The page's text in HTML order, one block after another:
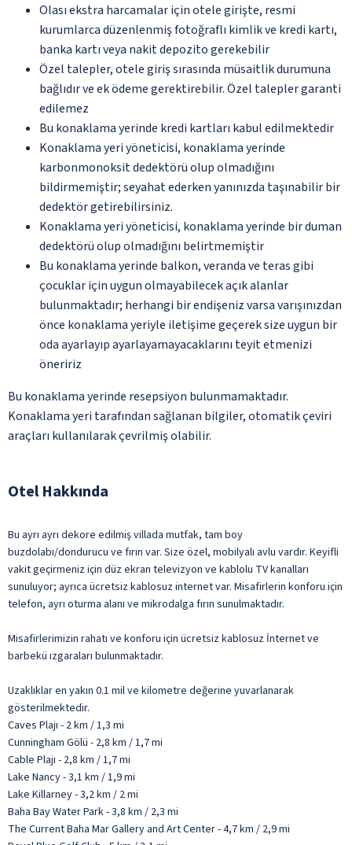
Olası ekstra harcamalar için otele girişte, resmi
kurumlarca düzenlenmiş fotoğraflı kimlik ve kredi kartı,
banka kartı veya nakit depozito gerekebilir
Özel talepler, otele giriş sırasında müsaitlik durumuna
bağlıdır ve ek ödeme gerektirebilir. Özel talepler garanti
edilemez
Bu konaklama yerinde kredi kartları kabul edilmektedir
Konaklama yeri yöneticisi, konaklama yerinde
karbonmonoksit dedektörü olup olmadığını
bildirmemiştir; seyahat ederken yanınızda taşınabilir bir
dedektör getirebilirsiniz.
Konaklama yeri yöneticisi, konaklama yerinde bir duman
dedektörü olup olmadığını belirtmemiştir
Bu konaklama yerinde balkon, veranda ve teras gibi
çocuklar için uygun olmayabilecek açık alanlar
bulunmaktadır; herhangi bir endişeniz varsa varışınızdan
önce konaklama yeriyle iletişime geçerek size uygun bir
oda ayarlayıp ayarlayamayacaklarını teyit etmenizi
öneririz
Bu konaklama yerinde resepsiyon bulunmamaktadır.
Konaklama yeri tarafından sağlanan bilgiler, otomatik çeviri
araçları kullanılarak çevrilmiş olabilir.
Otel Hakkında
Bu ayrı ayrı dekore edilmiş villada mutfak, tam boy
buzdolabı/dondurucu ve fırın var. Size özel, mobilyalı avlu vardır. Keyifli
vakit geçirmeniz için düz ekran televizyon ve kablolu TV kanalları
sunuluyor; ayrıca ücretsiz kablosuz internet var. Misafirlerin konforu için
telefon, ayrı oturma alanı ve mikrodalga fırın sunulmaktadır.
Misafirlerimizin rahatı ve konforu için ücretsiz kablosuz İnternet ve
barbekü ızgaraları bulunmaktadır.
Uzaklıklar en yakın 0.1 mil ve kilometre değerine yuvarlanarak
gösterilmektedir.
Caves Plajı - 2 km / 1,3 mi
Cunningham Gölü - 2,8 km / 1,7 mi
Cable Plajı - 2,8 km / 1,7 mi
Lake Nancy - 3,1 km / 1,9 mi
Lake Killarney - 3,2 km / 2 mi
Baha Bay Water Park - 3,8 km / 2,3 mi
The Current Baha Mar Gallery and Art Center - 4,7 km / 2,9 mi